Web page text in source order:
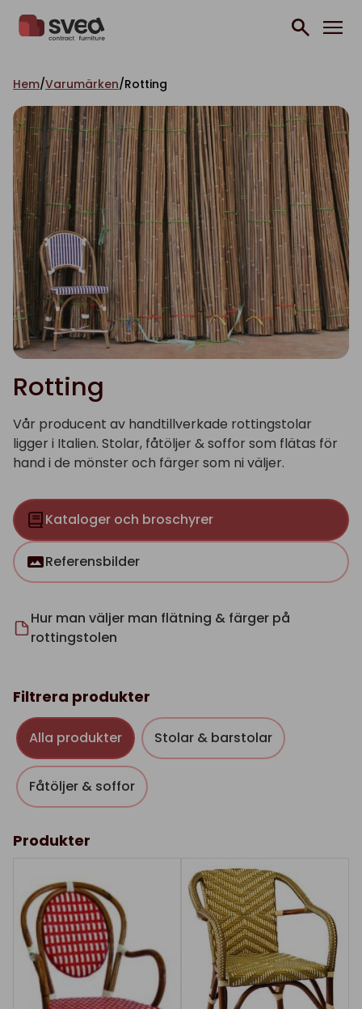
Hem/Varumärken/Rotting
Rotting
Vår producent av handtillverkade rottingstolar
ligger i Italien. Stolar, fåtöljer & soffor som flätas för
hand i de mönster och färger som ni väljer.
Kataloger och broschyrer
Referensbilder
Hur man väljer man flätning & färger på
rottingstolen
Filtrera produkter
Alla produkter Stolar & barstolar
Fåtöljer & soffor
Produkter